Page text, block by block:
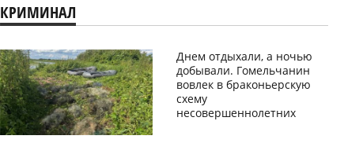
КРИМИНАЛ
Днем отдыхали, а ночью
добывали. Гомельчанин
вовлек в браконьерскую
схему
несовершеннолетних